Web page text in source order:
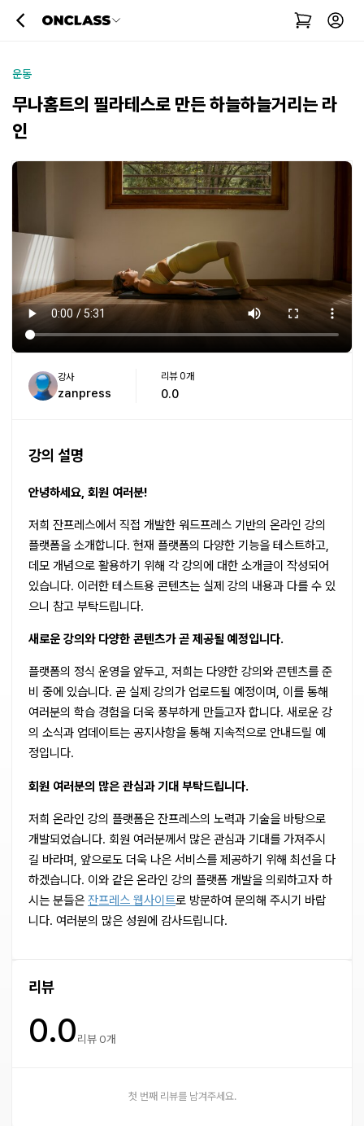
운동
무나홈트의 필라테스로 만든 하늘하늘거리는 라
인
강사
zanpress
리뷰 0개
0.0
강의 설명
안녕하세요, 회원 여러분!
저희 잔프레스에서 직접 개발한 워드프레스 기반의 온라인 강의
플랫폼을 소개합니다. 현재 플랫폼의 다양한 기능을 테스트하고,
데모 개념으로 활용하기 위해 각 강의에 대한 소개글이 작성되어
있습니다. 이러한 테스트용 콘텐츠는 실제 강의 내용과 다를 수 있
으니 참고 부탁드립니다.
새로운 강의와 다양한 콘텐츠가 곧 제공될 예정입니다.
플랫폼의 정식 운영을 앞두고, 저희는 다양한 강의와 콘텐츠를 준
비 중에 있습니다. 곧 실제 강의가 업로드될 예정이며, 이를 통해
여러분의 학습 경험을 더욱 풍부하게 만들고자 합니다. 새로운 강
의 소식과 업데이트는 공지사항을 통해 지속적으로 안내드릴 예
정입니다.
회원 여러분의 많은 관심과 기대 부탁드립니다.
저희 온라인 강의 플랫폼은 잔프레스의 노력과 기술을 바탕으로
개발되었습니다. 회원 여러분께서 많은 관심과 기대를 가져주시
길 바라며, 앞으로도 더욱 나은 서비스를 제공하기 위해 최선을 다
하겠습니다. 이와 같은 온라인 강의 플랫폼 개발을 의뢰하고자 하
시는 분들은 잔프레스 웹사이트로 방문하여 문의해 주시기 바랍
니다. 여러분의 많은 성원에 감사드립니다.
리뷰
0.0리뷰 0개
첫 번째 리뷰를 남겨주세요.